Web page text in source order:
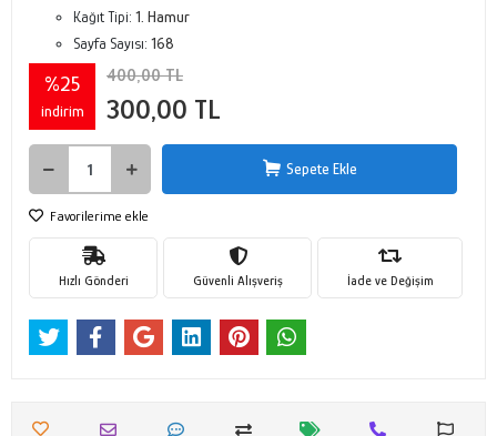
Kağıt Tipi: 1. Hamur
Sayfa Sayısı: 168
%25
indirim
400,00 TL
300,00 TL
Sepete Ekle
Favorilerime ekle
Hızlı Gönderi Güvenli Alışveriş İade ve Değişim